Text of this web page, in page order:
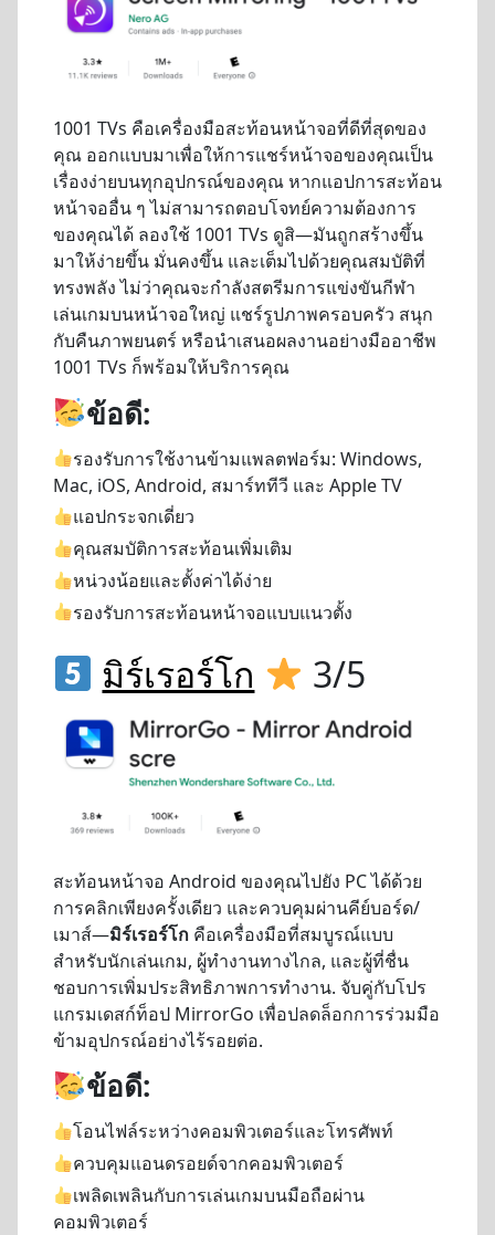
1001 TVs คือเครื่องมือสะท้อนหน้าจอที่ดีที่สุดของ
คุณ ออกแบบมาเพื่อให้การแชร์หน้าจอของคุณเป็น
เรื่องง่ายบนทุกอุปกรณ์ของคุณ หากแอปการสะท้อน
หน้าจออื่น ๆ ไม่สามารถตอบโจทย์ความต้องการ
ของคุณได้ ลองใช้ 1001 TVs ดูสิ—มันถูกสร้างขึ้น
มาให้ง่ายขึ้น มั่นคงขึ้น และเต็มไปด้วยคุณสมบัติที่
ทรงพลัง ไม่ว่าคุณจะกำลังสตรีมการแข่งขันกีฬา
เล่นเกมบนหน้าจอใหญ่ แชร์รูปภาพครอบครัว สนุก
กับคืนภาพยนตร์ หรือนำเสนอผลงานอย่างมืออาชีพ
1001 TVs ก็พร้อมให้บริการคุณ
ข้อดี:
รองรับการใช้งานข้ามแพลตฟอร์ม: Windows,
Mac, iOS, Android, สมาร์ททีวี และ Apple TV
แอปกระจกเดี่ยว
คุณสมบัติการสะท้อนเพิ่มเติม
หน่วงน้อยและตั้งค่าได้ง่าย
รองรับการสะท้อนหน้าจอแบบแนวตั้ง
มิร์เรอร์โก 3/5
สะท้อนหน้าจอ Android ของคุณไปยัง PC ได้ด้วย
การคลิกเพียงครั้งเดียว และควบคุมผ่านคีย์บอร์ด/
เมาส์—มิร์เรอร์โก คือเครื่องมือที่สมบูรณ์แบบ
สำหรับนักเล่นเกม, ผู้ทำงานทางไกล, และผู้ที่ชื่น
ชอบการเพิ่มประสิทธิภาพการทำงาน. จับคู่กับโปร
แกรมเดสก์ท็อป MirrorGo เพื่อปลดล็อกการร่วมมือ
ข้ามอุปกรณ์อย่างไร้รอยต่อ.
ข้อดี:
โอนไฟล์ระหว่างคอมพิวเตอร์และโทรศัพท์
ควบคุมแอนดรอยด์จากคอมพิวเตอร์
เพลิดเพลินกับการเล่นเกมบนมือถือผ่าน
คอมพิวเตอร์